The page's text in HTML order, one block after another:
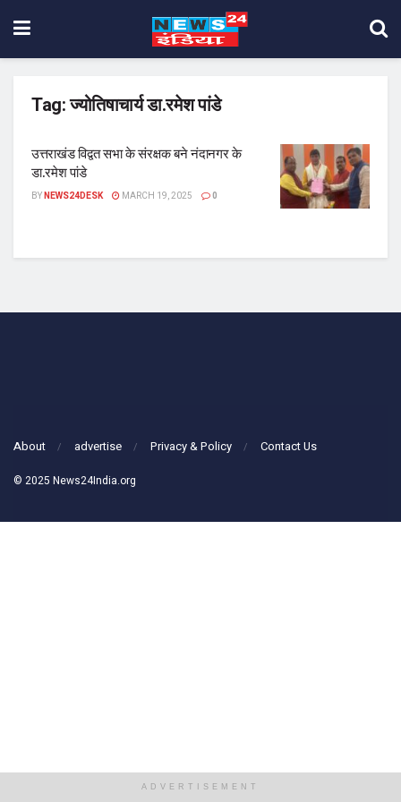
Tag:ज्योतिषाचार्य डा.रमेश पांडे
उत्तराखंड विद्वत सभा के संरक्षक बने नंदानगर के
डा.रमेश पांडे
BYNEWS24DESK MARCH 19, 2025 0
About advertise Privacy & Policy Contact Us
© 2025 News24India.org
ADVERTISEMENT